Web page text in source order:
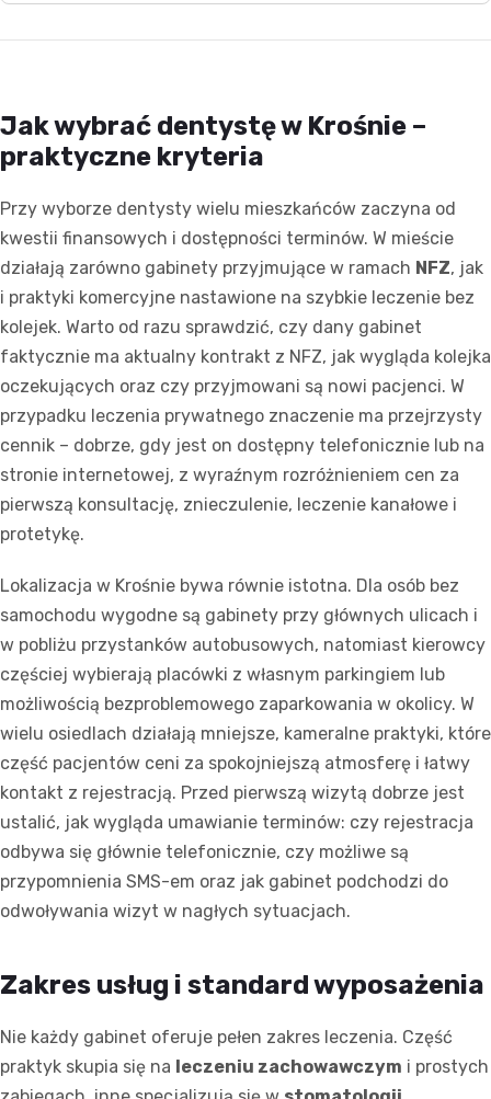
Jak wybrać dentystę w Krośnie –
praktyczne kryteria
Przy wyborze dentysty wielu mieszkańców zaczyna od
kwestii finansowych i dostępności terminów. W mieście
działają zarówno gabinety przyjmujące w ramach NFZ, jak
i praktyki komercyjne nastawione na szybkie leczenie bez
kolejek. Warto od razu sprawdzić, czy dany gabinet
faktycznie ma aktualny kontrakt z NFZ, jak wygląda kolejka
oczekujących oraz czy przyjmowani są nowi pacjenci. W
przypadku leczenia prywatnego znaczenie ma przejrzysty
cennik – dobrze, gdy jest on dostępny telefonicznie lub na
stronie internetowej, z wyraźnym rozróżnieniem cen za
pierwszą konsultację, znieczulenie, leczenie kanałowe i
protetykę.
Lokalizacja w Krośnie bywa równie istotna. Dla osób bez
samochodu wygodne są gabinety przy głównych ulicach i
w pobliżu przystanków autobusowych, natomiast kierowcy
częściej wybierają placówki z własnym parkingiem lub
możliwością bezproblemowego zaparkowania w okolicy. W
wielu osiedlach działają mniejsze, kameralne praktyki, które
część pacjentów ceni za spokojniejszą atmosferę i łatwy
kontakt z rejestracją. Przed pierwszą wizytą dobrze jest
ustalić, jak wygląda umawianie terminów: czy rejestracja
odbywa się głównie telefonicznie, czy możliwe są
przypomnienia SMS-em oraz jak gabinet podchodzi do
odwoływania wizyt w nagłych sytuacjach.
Zakres usług i standard wyposażenia
Nie każdy gabinet oferuje pełen zakres leczenia. Część
praktyk skupia się na leczeniu zachowawczym i prostych